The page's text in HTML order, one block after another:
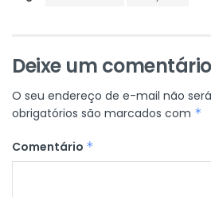
Deixe um comentário
O seu endereço de e-mail não
obrigatórios são marcados com *
Comentário *